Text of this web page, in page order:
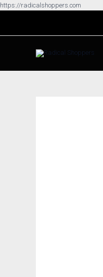
https://radicalshoppers.com